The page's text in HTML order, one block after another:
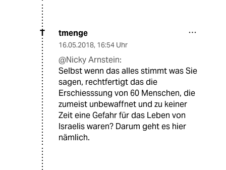
T tmenge
16.05.2018, 16:54 Uhr
@Nicky Arnstein:
Selbst wenn das alles stimmt was Sie
sagen, rechtfertigt das die
Erschiesssung von 60 Menschen, die
zumeist unbewaffnet und zu keiner
Zeit eine Gefahr für das Leben von
Israelis waren? Darum geht es hier
nämlich.